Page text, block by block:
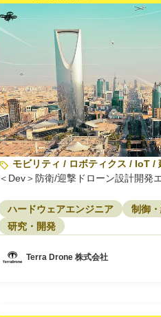
モビリティ / ロボティクス / IoT /
＜Dev＞防衛/迎撃ドローン設計開発
ハードウェアエンジニア
制御
研究・開発
Terra Drone 株式会社